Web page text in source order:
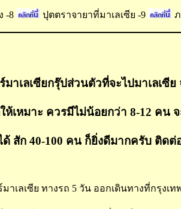
-8 ปุตตราจายาที่มาเลเซีย -9
มาเลเซียกรุ๊ปส่วนตัวที่จะไปมาเลเซี
ห้เหมาะ ควรมีไม่น้อยกว่า 8-12 คน
ด้ สัก 40-100 คน ก็ยิ่งดีมากครับ ติดต่
มาเลเซีย ทางรถ 5 วัน ออกเดินทางที่กรุงเท